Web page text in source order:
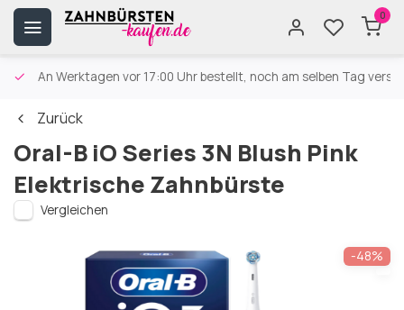
0
An Werktagen vor 17:00 Uhr bestellt, noch am selben Tag
Zurück
Oral-B iO Series 3N Blush Pink
Elektrische Zahnbürste
Vergleichen
-48%